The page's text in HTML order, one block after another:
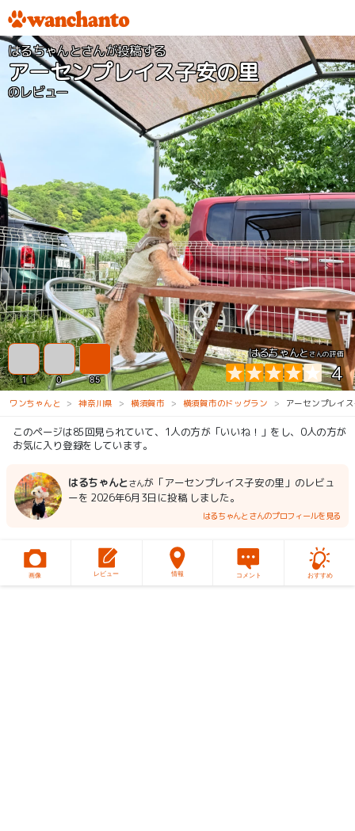
はるちゃんとさんが投稿する
アーセンプレイス子安の里
のレビュー
はるちゃんとさんの評価
4
1 0 85
ワンちゃんと 神奈川県 横須賀市 横須賀市のドッグラン アーセンプレイ
このページは85回見られていて、1人の方が「いいね！」をし、0人の方が
お気に入り登録をしています。
はるちゃんとさんが「アーセンプレイス子安の里」のレビュ
ーを 2026年6月3日に投稿 しました。
はるちゃんとさんのプロフィールを見る
画像 レビュー 情報 コメント おすすめ